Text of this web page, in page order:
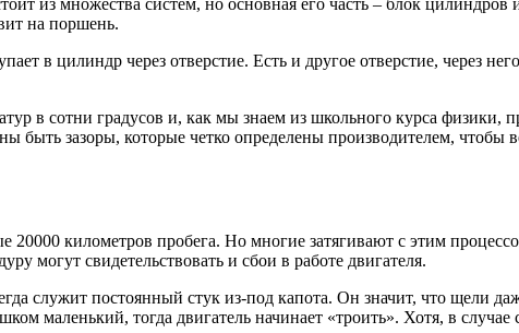
на поршень.
в цилиндр через отверстие. Есть и другое отверстие, через
в сотни градусов и, как мы знаем из школьного курса физики,
быть зазоры, которые четко определены производителем, чтобы
километров пробега. Но многие затягивают с этим
могут свидетельствовать и сбои в работе двигателя.
служит постоянный стук из-под капота. Он значит, что щели
маленький, тогда двигатель начинает «троить». Хотя, в